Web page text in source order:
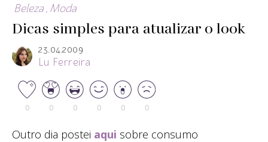
Beleza Moda
Dicas simples para atualizar o look
23.04.2009
Lu Ferreira
0 0 0 0 0 0
Outro dia postei aqui sobre consumo